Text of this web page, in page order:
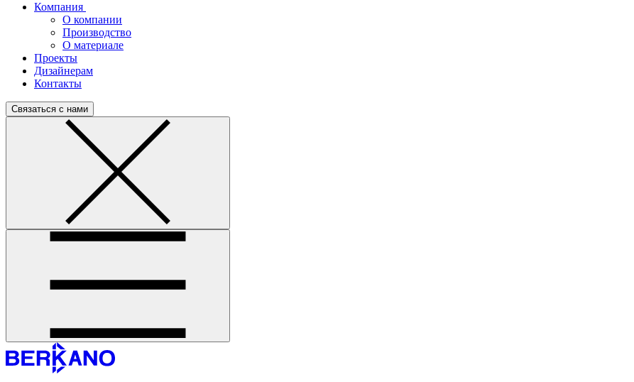
Компания
О компании
Производство
О материале
Проекты
Дизайнерам
Контакты
Связаться с нами